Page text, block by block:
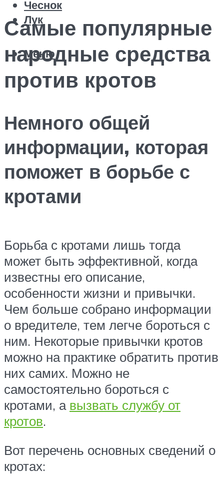
Чеснок
Лук
Меню
Самые популярные
народные средства
против кротов
Немного общей
информации, которая
поможет в борьбе с
кротами
Борьба с кротами лишь тогда
может быть эффективной, когда
известны его описание,
особенности жизни и привычки.
Чем больше собрано информации
о вредителе, тем легче бороться с
ним. Некоторые привычки кротов
можно на практике обратить против
них самих. Можно не
самостоятельно бороться с
кротами, а вызвать службу от
кротов.
Вот перечень основных сведений о
кротах: